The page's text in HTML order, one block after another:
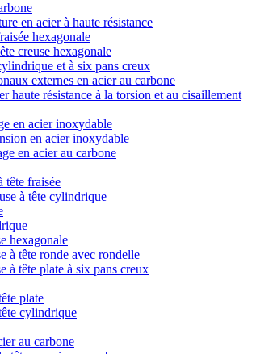
en acier à haute résistance
hexagonale
creuse hexagonale
et à six pans creux
externes en acier au carbone
haute résistance à la torsion et au cisaillement
en acier inoxydable
en acier inoxydable
en acier au carbone
tête fraisée
à tête cylindrique
hexagonale
à tête ronde avec rondelle
à tête plate à six pans creux
plate
cylindrique
au carbone